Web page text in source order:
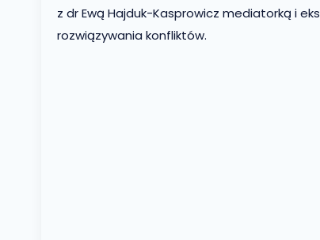
z dr Ewą Hajduk-Kasprowicz mediatorką i
rozwiązywania konfliktów.